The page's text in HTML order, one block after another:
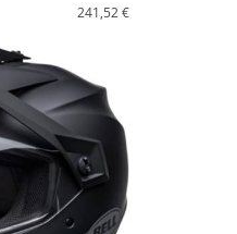
241,52 €